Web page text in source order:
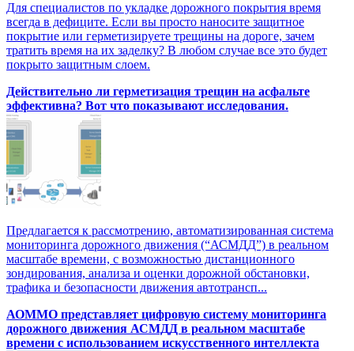
Для специалистов по укладке дорожного покрытия время
всегда в дефиците. Если вы просто наносите защитное
покрытие или герметизируете трещины на дороге, зачем
тратить время на их заделку? В любом случае все это будет
покрыто защитным слоем.
Действительно ли герметизация трещин на асфальте
эффективна? Вот что показывают исследования.
Предлагается к рассмотрению, автоматизированная система
мониторинга дорожного движения (“АСМДД”) в реальном
масштабе времени, с возможностью дистанционного
зондирования, анализа и оценки дорожной обстановки,
трафика и безопасности движения автотрансп...
АОММО представляет цифровую cистему мониторинга
дорожного движения АСМДД в реальном масштабе
времени с использованием искусственного интеллекта